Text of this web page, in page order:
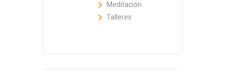
Meditación
Talleres